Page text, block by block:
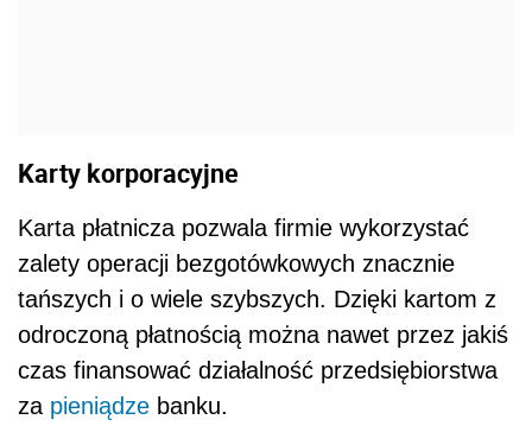
Karty korporacyjne
Karta płatnicza pozwala firmie wykorzystać
zalety operacji bezgotówkowych znacznie
tańszych i o wiele szybszych. Dzięki kartom z
odroczoną płatnością można nawet przez jakiś
czas finansować działalność przedsiębiorstwa
za pieniądze banku.